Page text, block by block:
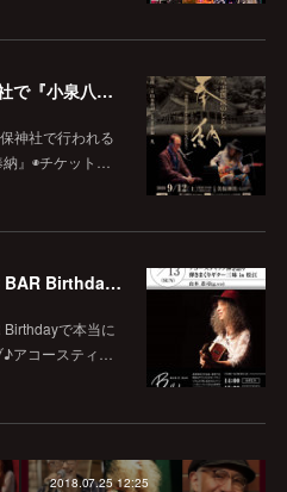
2026/9/12(土)は松江の美保神社で『小泉八雲朗読のしらべ』
神社で行われる
納』◉チケット…
2026/9/13(日)は、松江MUSIC BAR Birthdayでアコースティック弾き語り弾きまくりギター三昧♪
で本当に
♪アコースティ…
2018.07.25 12:25